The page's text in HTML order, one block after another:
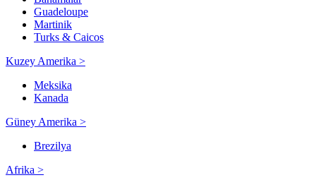
Guadeloupe
Martinik
Turks & Caicos
Kuzey Amerika >
Meksika
Kanada
Güney Amerika >
Brezilya
Afrika >